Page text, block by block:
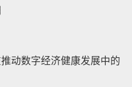
动数字经济健康发展中的